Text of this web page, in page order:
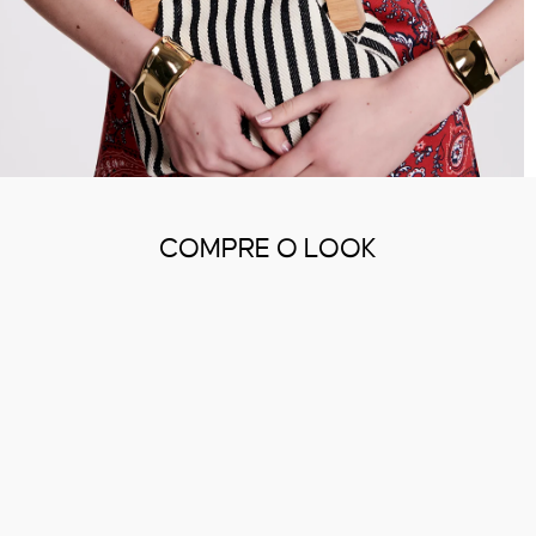
COMPRE O LOOK